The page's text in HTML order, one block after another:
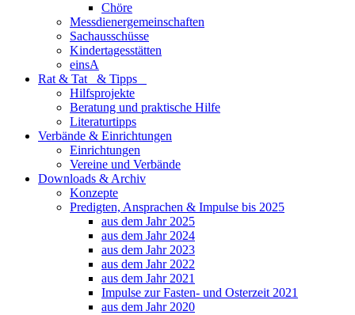
Chöre
Messdienergemeinschaften
Sachausschüsse
Kindertagesstätten
einsA
Rat & Tat & Tipps
Hilfsprojekte
Beratung und praktische Hilfe
Literaturtipps
Verbände & Einrichtungen
Einrichtungen
Vereine und Verbände
Downloads & Archiv
Konzepte
Predigten, Ansprachen & Impulse bis 2025
aus dem Jahr 2025
aus dem Jahr 2024
aus dem Jahr 2023
aus dem Jahr 2022
aus dem Jahr 2021
Impulse zur Fasten- und Osterzeit 2021
aus dem Jahr 2020